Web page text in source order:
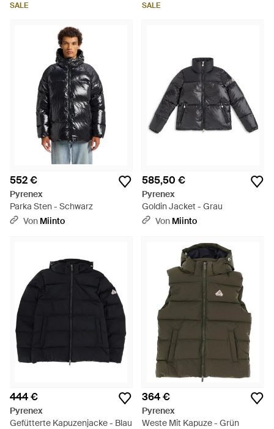
SALE SALE
552 €
Pyrenex
Parka Sten - Schwarz
Von Miinto
585,50 €
Pyrenex
Goldin Jacket - Grau
Von Miinto
444 €
Pyrenex
Gefütterte Kapuzenjacke - Blau
364 €
Pyrenex
Weste Mit Kapuze - Grün